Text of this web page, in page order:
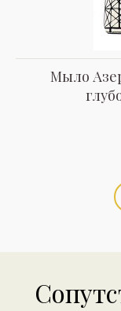
Мыло